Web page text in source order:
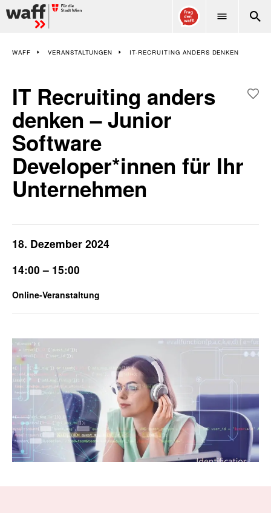
WAFF VERANSTALTUNGEN IT-RECRUITING ANDERS DENKEN
IT Recruiting anders
denken – Junior
Software
Developer*innen für Ihr
Unternehmen
18. Dezember 2024
14:00 – 15:00
Online-Veranstaltung